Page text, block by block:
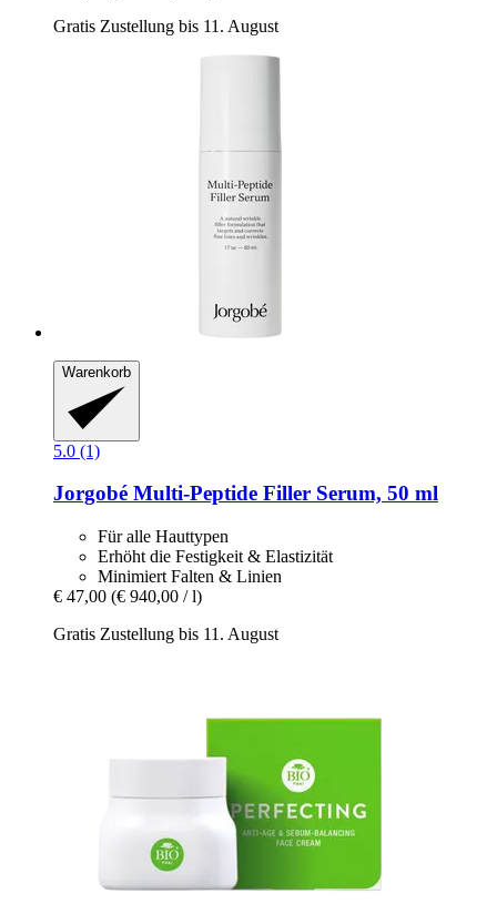
Gratis Zustellung bis 11. August
Warenkorb
5.0 (1)
Jorgobé Multi-​Peptide Filler Serum, 50 ml
Für alle Hauttypen
Erhöht die Festigkeit & Elastizität
Minimiert Falten & Linien
€ 47,00 (€ 940,00 / l)
Gratis Zustellung bis 11. August